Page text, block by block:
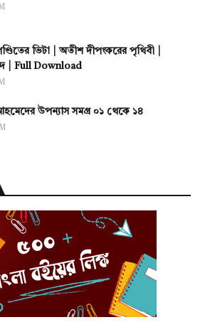
ভিটা | অতীশ দীপংকরের পৃথিবী |
| Full Download
উপন্যাস সমগ্র ০১ থেকে ১৪